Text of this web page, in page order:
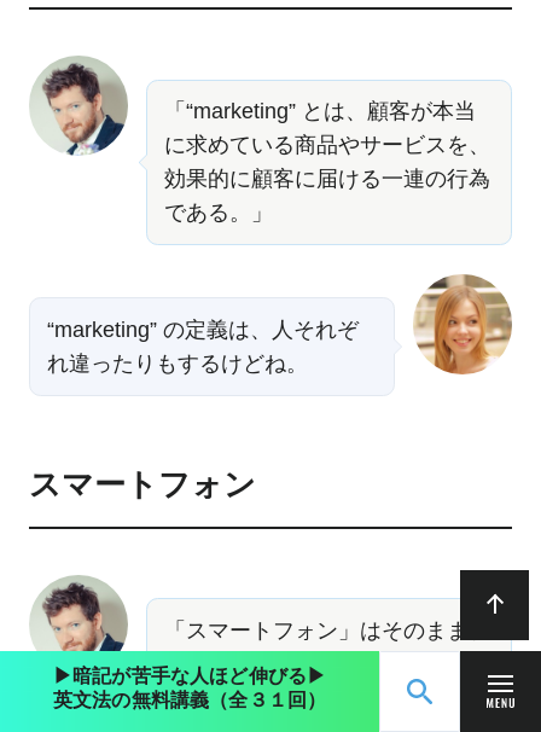
「“marketing” とは、顧客が本当
に求めている商品やサービスを、
効果的に顧客に届ける一連の行為
である。」
“marketing” の定義は、人それぞ
れ違ったりもするけどね。
スマートフォン
「スマートフォン」はそのまま、
“smartphone” だな。 “smart” は
「賢い・利口な」という意味の形
▶︎暗記が苦手な人ほど伸びる▶︎
英文法の無料講義（全３１回）